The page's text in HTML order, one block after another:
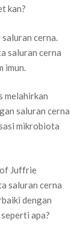
kan?
cerna.
saluran cerna
imun.
melahirkan
saluran cerna
mikrobiota
Juffrie
saluran cerna
dengan
apa?